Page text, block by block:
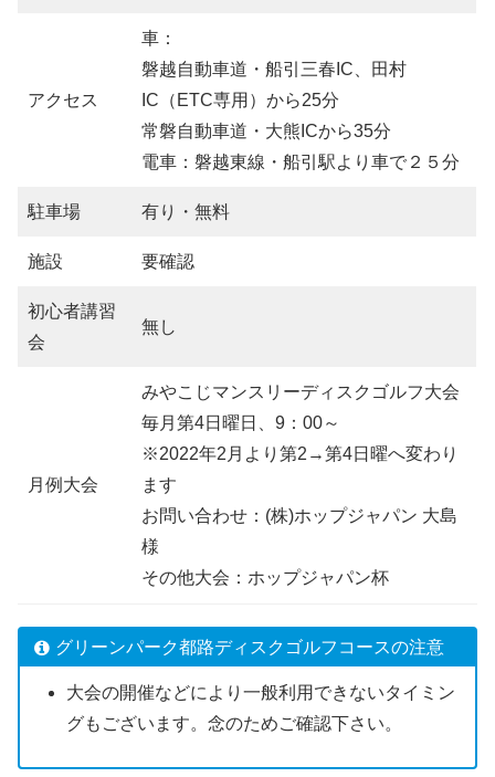
アクセス
車：
磐越自動車道・船引三春IC、田村
IC（ETC専用）から25分
常磐自動車道・大熊ICから35分
電車：磐越東線・船引駅より車で２５分
駐車場 有り・無料
施設 要確認
初心者講習
会
無し
月例大会
みやこじマンスリーディスクゴルフ大会
毎月第4日曜日、9：00～
※2022年2月より第2→第4日曜へ変わり
ます
お問い合わせ：(株)ホップジャパン 大島
様
その他大会：ホップジャパン杯
グリーンパーク都路ディスクゴルフコースの注意
大会の開催などにより一般利用できないタイミン
グもございます。念のためご確認下さい。